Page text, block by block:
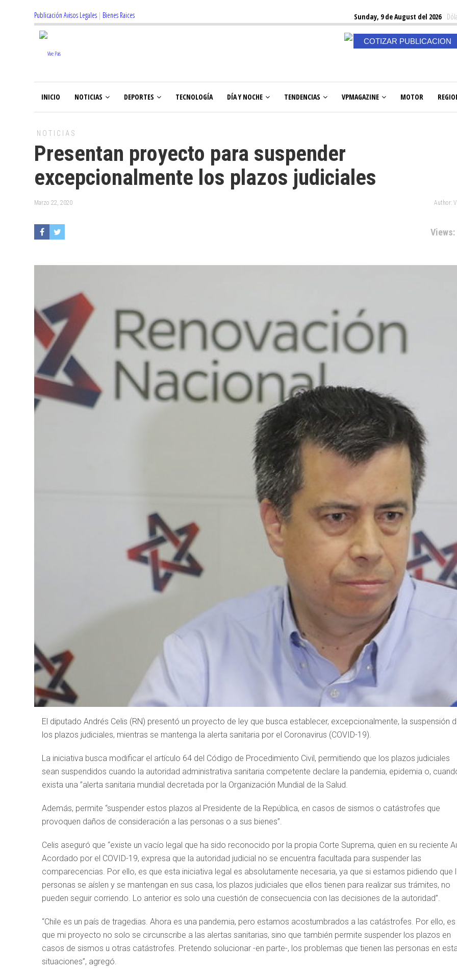
Publicación Avisos Legales | Bienes Raices Sunday, 9 de August del 2026
COTIZAR PUBLICACION
INICIO NOTICIAS DEPORTES TECNOLOGÍA DÍA Y NOCHE TENDENCIAS VPMAGAZINE MOTOR
NOTICIAS
Presentan proyecto para suspender
excepcionalmente los plazos judiciales
Marzo 22, 2020 Author:
Views:
El diputado Andrés Celis (RN) presentó un proyecto de ley que busca establecer, excepcionalmente, la suspensión
los plazos judiciales, mientras se mantenga la alerta sanitaria por el Coronavirus (COVID-19).
La iniciativa busca modificar el artículo 64 del Código de Procedimiento Civil, permitiendo que los plazos judiciales
sean suspendidos cuando la autoridad administrativa sanitaria competente declare la pandemia, epidemia o,
exista una ”alerta sanitaria mundial decretada por la Organización Mundial de la Salud.
Además, permite “suspender estos plazos al Presidente de la República, en casos de sismos o catástrofes que
provoquen daños de consideración a las personas o a sus bienes”.
Celis aseguró que “existe un vacío legal que ha sido reconocido por la propia Corte Suprema, quien en su reciente
Acordado por el COVID-19, expresa que la autoridad judicial no se encuentra facultada para suspender las
comparecencias. Por ello, es que esta iniciativa legal es absolutamente necesaria, ya que si estamos pidiendo que
personas se aíslen y se mantengan en sus casa, los plazos judiciales que ellos tienen para realizar sus trámites, no
pueden seguir corriendo. Lo anterior es solo una cuestión de consecuencia con las decisiones de la autoridad”.
“Chile es un país de tragedias. Ahora es una pandemia, pero estamos acostumbrados a las catástrofes. Por ello, es
que mi proyecto no solo se circunscribe a las alertas sanitarias, sino que también permite suspender los plazos en
casos de sismos u otras catástrofes. Pretendo solucionar -en parte-, los problemas que tienen las personas en
situaciones”, agregó.